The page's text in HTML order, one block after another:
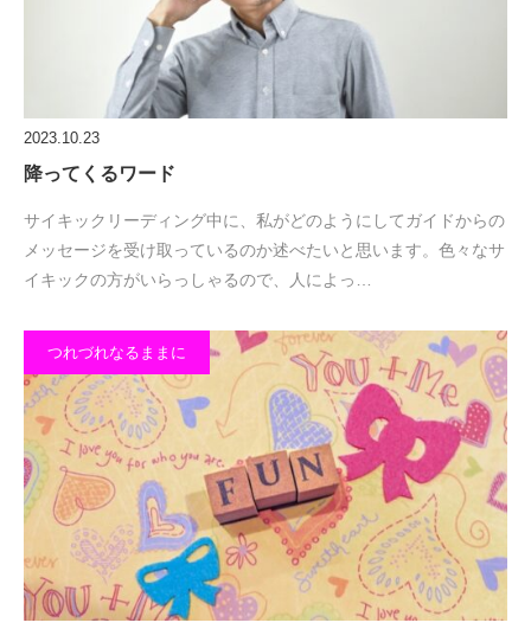
2023.10.23
降ってくるワード
サイキックリーディング中に、私がどのようにしてガイドからの
メッセージを受け取っているのか述べたいと思います。色々なサ
イキックの方がいらっしゃるので、人によっ…
つれづれなるままに